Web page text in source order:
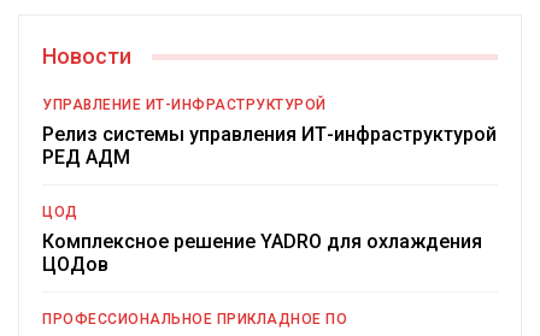
Новости
УПРАВЛЕНИЕ ИТ-ИНФРАСТРУКТУРОЙ
Релиз системы управления ИТ-инфраструктурой
РЕД АДМ
ЦОД
Комплексное решение YADRO для охлаждения
ЦОДов
ПРОФЕССИОНАЛЬНОЕ ПРИКЛАДНОЕ ПО